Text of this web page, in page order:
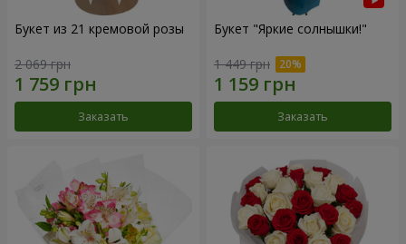
Букет из 21 кремовой розы
2 069 грн
Заказать
Букет "Яркие солнышки!"
1 449 грн
Заказать